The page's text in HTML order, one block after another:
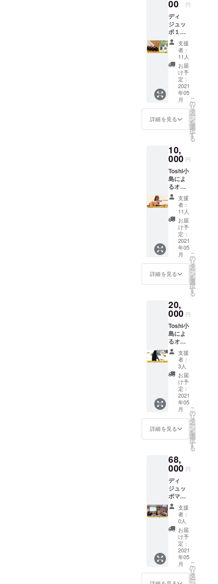
きま
す。
00 円
ディ
ジュッ
ポ１本
をお送
りしま
す！ さ
らにオ
ンライ
ン体験
を１回
受けて
いただ
けま
す。 ※
オンラ
イン体
時は
メール
でご案
内させ
ていた
だきま
す。 ※
送料込
みのお
値段で
す。
支援
者：
11人
お届
け予
定：
2021
年05
月
詳細を見る
こ
の
リ
タ
ー
ン
を
選
択
す
る
10,
000 円
Toshi小
島によ
るオン
ライン
トーク
ライブ
に一年
間参加
してい
ただけ
る権利
です。
お時間
が合え
ば何度
でも参
題とな
りま
す。 ※
日程等
はメー
ルでご
案内い
たしま
す。 ※
年間１
０回ほ
どのオ
ンライ
ントー
クライ
ブを予
定して
支援
者：
11人
お届
け予
定：
2021
年05
月
詳細を見る
こ
の
リ
タ
ー
ン
を
選
択
す
る
20,
000 円
Toshi小
島によ
るオン
ライン
トーク
ライブ
を６０
分間あ
なたの
ためだ
けに開
催する
権利で
す。マ
ンツー
マンラ
いう贅
沢なひ
ととき
をお過
ごしく
ださ
い。 ※
日程等
はメー
ルでご
相談さ
せてく
ださ
い。
支援
者：
3人
お届
け予
定：
2021
年05
月
詳細を見る
こ
の
リ
タ
ー
ン
を
選
択
す
る
68,
000 円
ディ
ジュッ
ポマイ
スター
になる
ための
オンラ
イン講
座を受
けられ
る権利
です。
※日時に
ついて
支援
者：
0人
お届
け予
定：
2021
年05
月
こ
の
リ
タ
ー